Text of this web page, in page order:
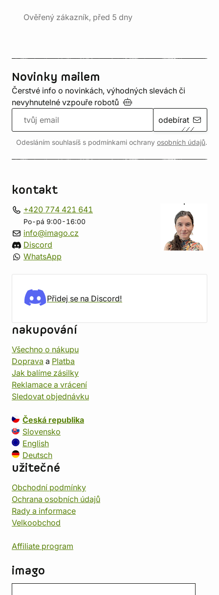
Ověřený zákazník, před 5 dny
Novinky mailem
Čerstvé info o novinkách, výhodných slevách či
nevyhnutelné vzpouře robotů
odebírat
Odesláním souhlasíš s podmínkami ochrany osobních údajů.
kontakt
+420 774 421 641
Po-pá 9:00-16:00
info@imago.cz
Discord
WhatsApp
Přidej se na Discord!
nakupování
Všechno o nákupu
Doprava a Platba
Jak balíme zásilky
Reklamace a vrácení
Sledovat objednávku
Česká republika
Slovensko
English
Deutsch
užitečné
Obchodní podmínky
Ochrana osobních údajů
Rady a informace
Velkoobchod
Affiliate program
imago